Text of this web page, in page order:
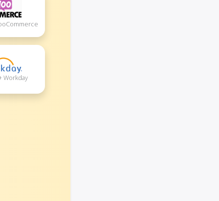
Workday